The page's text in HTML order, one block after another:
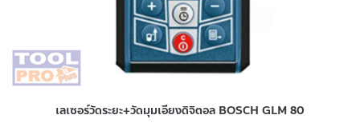
เลเซอร์วัดระยะ+วัดมุมเอียงดิจิตอล BOSCH GLM 80